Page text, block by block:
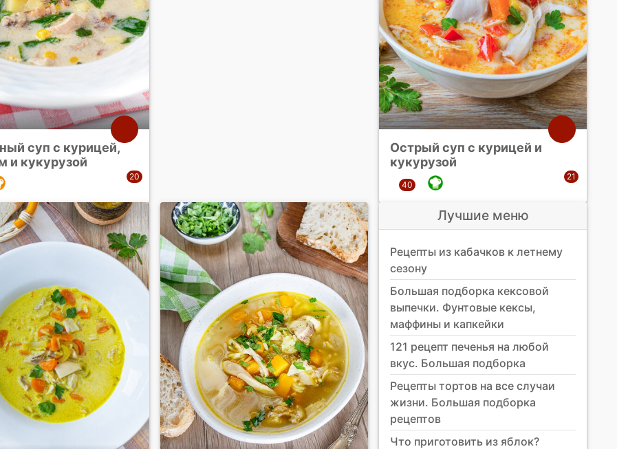
суп с курицей,
и кукурузой
Острый суп с курицей и
кукурузой
Лучшие меню
Рецепты из кабачков к летнему
сезону
Большая подборка кексовой
выпечки. Фунтовые кексы,
маффины и капкейки
121 рецепт печенья на любой
вкус. Большая подборка
Рецепты тортов на все случаи
жизни. Большая подборка
рецептов
Что приготовить из яблок?